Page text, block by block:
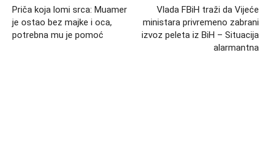
Priča koja lomi srca: Muamer
je ostao bez majke i oca,
potrebna mu je pomoć
Vlada FBiH traži da Vijeće
ministara privremeno zabrani
izvoz peleta iz BiH – Situacija
alarmantna